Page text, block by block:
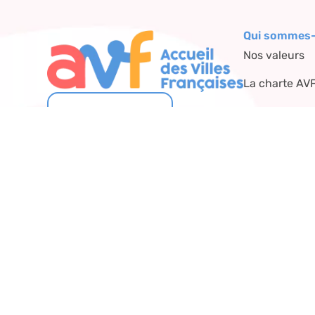
Qui
Nos valeurs
La charte